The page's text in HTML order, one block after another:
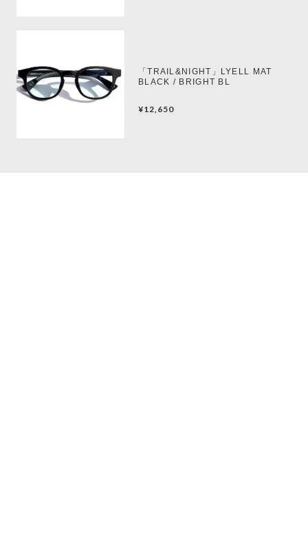
「TRAIL&NIGHT」LYELL MAT
BLACK / BRIGHT BL
¥12,650